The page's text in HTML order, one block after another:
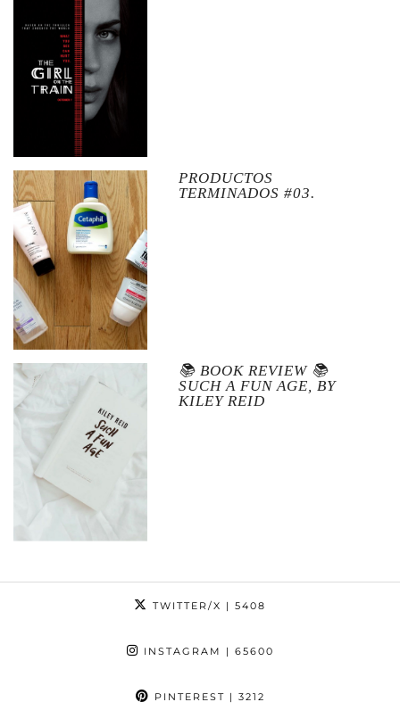
PRODUCTOS
TERMINADOS #03.
📚 BOOK REVIEW 📚
SUCH A FUN AGE, BY
KILEY REID
TWITTER/X | 5408
INSTAGRAM | 65600
PINTEREST | 3212